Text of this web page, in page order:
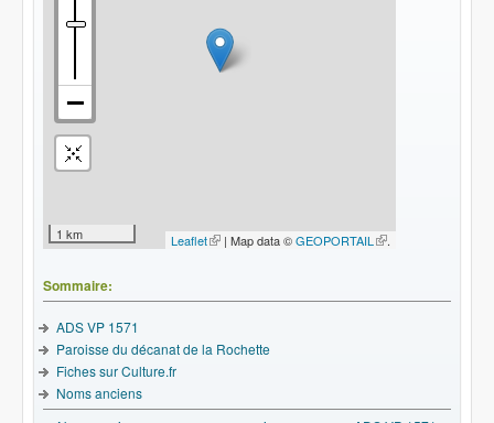
1 km Leaflet(le lien est externe)
| Map data ©GEOPORTAIL (le lien
.
Sommaire:
ADS VP 1571
Paroisse du décanat de la Rochette
Fiches sur Culture.fr
Noms anciens